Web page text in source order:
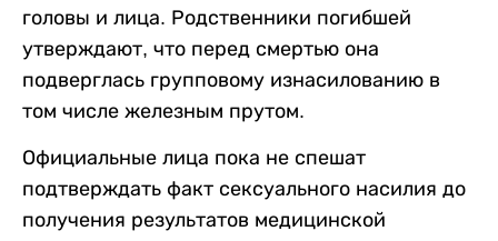
головы и лица. Родственники погибшей
утверждают, что перед смертью она
подверглась групповому изнасилованию в
том числе железным прутом.
Официальные лица пока не спешат
подтверждать факт сексуального насилия до
получения результатов медицинской